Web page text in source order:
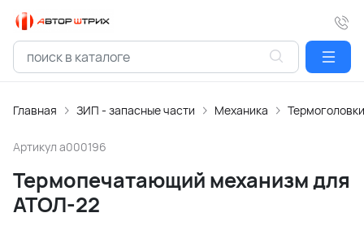
Главная ЗИП - запасные части Механика Термоголовки
Артикул a000196
Термопечатающий механизм для
АТОЛ-22